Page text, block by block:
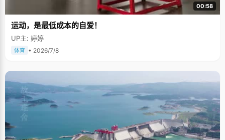
00:58
运动，是最低成本的自爱！
UP主: 婷婷
体育 • 2026/7/8